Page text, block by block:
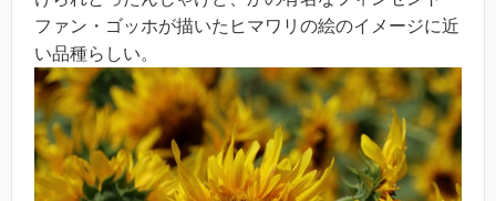
ファン・ゴッホが描いたヒマワリの絵のイメージに近
い品種らしい。